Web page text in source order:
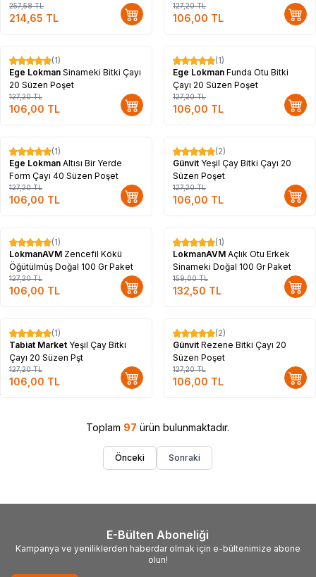
257,58TL
214,65 TL
127,20TL
106,00 TL
%17
(1)
Ege Lokman Sinameki Bitki Çayı
20 Süzen Poşet
127,20TL
106,00 TL
%17
(1)
Ege Lokman Funda Otu Bitki
Çayı 20 Süzen Poşet
127,20TL
106,00 TL
%17
(1)
Ege Lokman Altısı Bir Yerde
Form Çayı 40 Süzen Poşet
127,20TL
106,00 TL
%17
(2)
Günvit Yeşil Çay Bitki Çayı 20
Süzen Poşet
127,20TL
106,00 TL
%17
(1)
LokmanAVM Zencefil Kökü
Öğütülmüş Doğal 100 Gr Paket
127,20TL
106,00 TL
%17
(1)
LokmanAVM Açlık Otu Erkek
Sinameki Doğal 100 Gr Paket
159,00TL
132,50 TL
%17
(1)
Tabiat Market Yeşil Çay Bitki
Çayı 20 Süzen Pşt
127,20TL
106,00 TL
%17
(2)
Günvit Rezene Bitki Çayı 20
Süzen Poşet
127,20TL
106,00 TL
Toplam 97 ürün bulunmaktadır.
Önceki Sonraki
E-Bülten Aboneliği
Kampanya ve yeniliklerden haberdar olmak için e-bültenimize abone
olun!